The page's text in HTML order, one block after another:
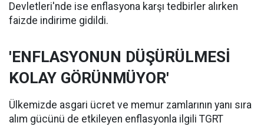
Devletleri'nde ise enflasyona karşı tedbirler alırken
faizde indirime gidildi.
'ENFLASYONUN DÜŞÜRÜLMESİ
KOLAY GÖRÜNMÜYOR'
Ülkemizde asgari ücret ve memur zamlarının yanı sıra
alım gücünü de etkileyen enflasyonla ilgili TGRT